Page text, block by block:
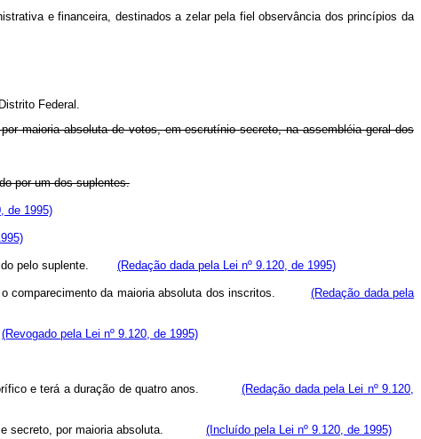
e financeira, destinados a zelar pela fiel observância dos princípios da
Federal.
maioria absoluta de votos, em escrutínio secreto, na assembléia geral dos
por um dos suplentes.
de 1995)
pelo suplente. (Redação dada pela Lei nº 9.120, de 1995)
o comparecimento da maioria absoluta dos inscritos.(Redação dada pela
(Revogado pela Lei nº 9.120, de 1995)
honorífico e terá a duração de quatro anos.(Redação dada pela Lei nº 9.120,
e secreto, por maioria absoluta. (Incluído pela Lei nº 9.120, de 1995)